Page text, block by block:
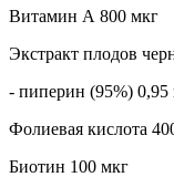
Витамин А 800 мкг
Экстракт плодов
- пиперин (95%) 0,95
Фолиевая кислота
Биотин 100 мкг